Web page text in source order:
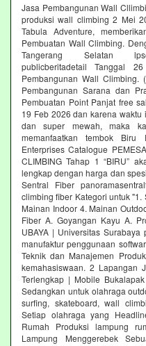
Jasa Pembangunan Wall
produksi wall climbing 2 Mei
Tabula Adventure,
Pembuatan Wall Climbing.
Tangerang Selatan
publicberitadetail Tanggal
Pembangunan Wall Climbing.
Pembangunan Sarana dan
Pembuatan Point Panjat free
19 Feb 2026 dan karena
dan super mewah, maka
memanfaatkan tembok Biru
Enterprises Catalogue
CLIMBING Tahap 1 “BIRU”
lengkap dengan harga dan
Sentral Fiber
climbing fiber Kategori untuk
Mainan Indoor 4. Mainan
Fiber A. Goyangan Kayu A.
UBAYA | Universitas
manufaktur penggunaan
Teknik dan Manajemen
kemahasiswaan. 2 Lapangan
Terlengkap | Mobile
Sedangkan untuk olahraga
surfing, skateboard, wall
Setiap olahraga yang
Rumah Produksi lampung
Lampung Menggerebek